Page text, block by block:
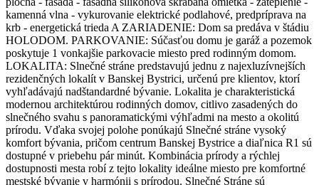
kamenná vlna - vykurovanie elektrické podlahové, predpríprava na
krb - energetická trieda A ZARIADENIE: Dom sa predáva v štádiu
HOLODOM. PARKOVANIE: Súčasťou domu je garáž a pozemok
poskytuje 1 vonkajšie parkovacie miesto pred rodinným domom.
LOKALITA: Slnečné stráne predstavujú jednu z najexluzívnejších
rezidenčných lokalít v Banskej Bystrici, určenú pre klientov, ktorí
vyhľadávajú nadštandardné bývanie. Lokalita je charakteristická
modernou architektúrou rodinných domov, citlivo zasadených do
slnečného svahu s panoramatickými výhľadmi na mesto a okolitú
prírodu. Vďaka svojej polohe ponúkajú Slnečné stráne vysoký
komfort bývania, pričom centrum Banskej Bystrice a diaľnica R1 sú
dostupné v priebehu pár minút. Kombinácia prírody a rýchlej
dostupnosti mesta robí z tejto lokality ideálne miesto pre komfortné
mestské bývanie v harmónii s prírodou. Slnečné Stráne sú